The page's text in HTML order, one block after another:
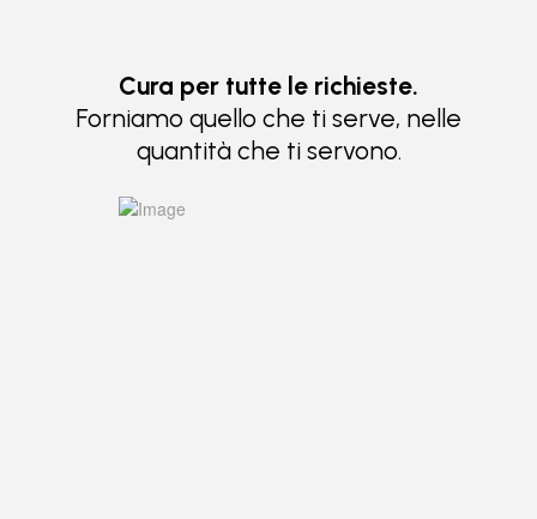
Cura per tutte le richieste.
Forniamo quello che ti serve, nelle
quantità che ti servono.